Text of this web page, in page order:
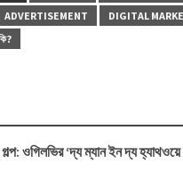
ADVERTISEMENT DIGITAL
গল্প: ওগিলভির ‘দ্য ম্যান ইন দ্য হ্যাথওয়ে